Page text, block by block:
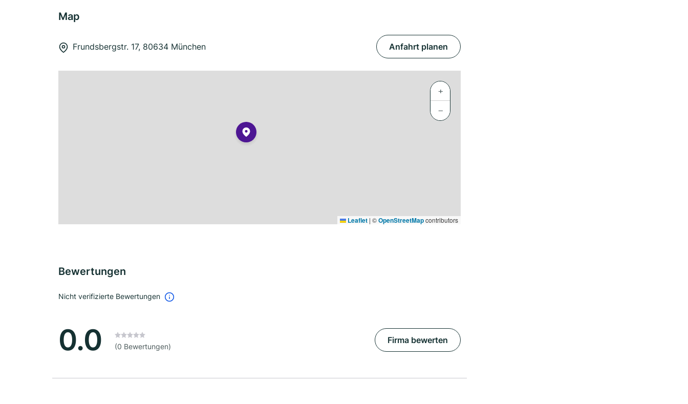
Map
Frundsbergstr. 17, 80634 München Anfahrt planen
+
−
Leaflet | ©OpenStreetMapcontributors
Bewertungen
Nicht verifizierte Bewertungen
0.0 (0 Bewertungen)
Firma bewerten